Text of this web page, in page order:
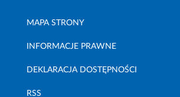
MAPA STRONY
INFORMACJE PRAWNE
DEKLARACJA DOSTĘPNOŚCI
RSS